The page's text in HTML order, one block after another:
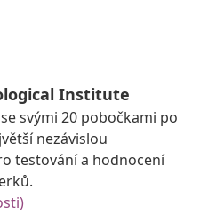
Institute
svými 20 pobočkami po
nezávislou
testování a hodnocení